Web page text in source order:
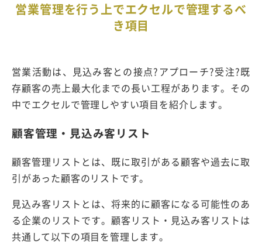
営業管理を行う上でエクセルで管理するべ
き項目
営業活動は、見込み客との接点?アプローチ?受注?既
存顧客の売上最大化までの長い工程があります。その
中でエクセルで管理しやすい項目を紹介します。
顧客管理・見込み客リスト
顧客管理リストとは、既に取引がある顧客や過去に取
引があった顧客のリストです。
見込み客リストとは、将来的に顧客になる可能性のあ
る企業のリストです。顧客リスト・見込み客リストは
共通して以下の項目を管理します。